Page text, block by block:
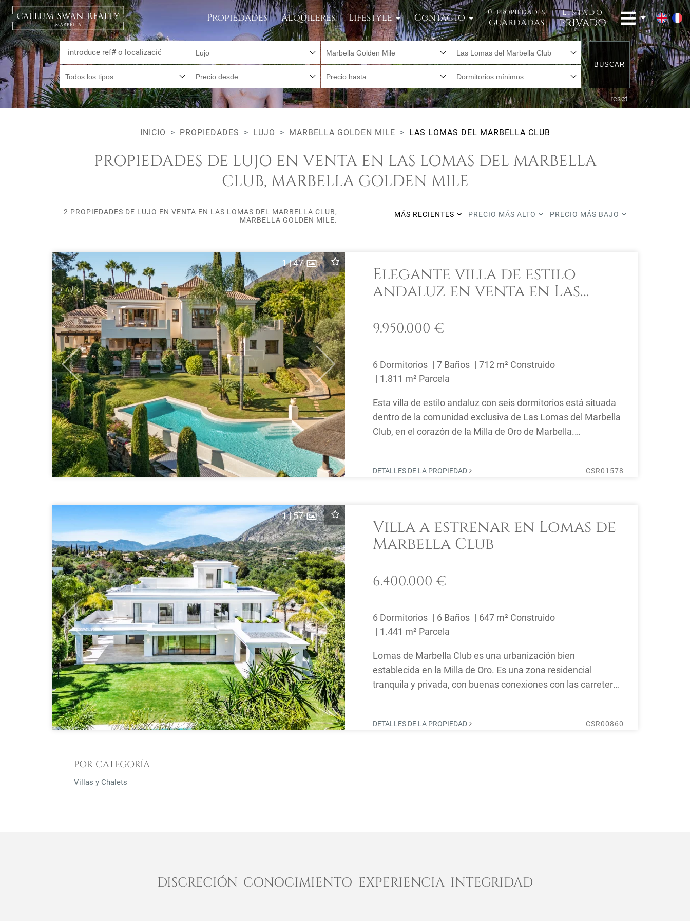
Propiedades Alquileres Lifestyle Contacto 0 propiedades
guardadas
LISTADO
PRIVADO
Lujo Marbella Golden Mile Las Lomas del Marbella Club
Todos los tipos Precio desde Precio hasta Dormitorios mínimos
BUSCAR
reset
INICIO PROPIEDADES LUJO MARBELLA GOLDEN MILE LAS LOMAS DEL MARBELLA CLUB
PROPIEDADES DE LUJO EN VENTA EN LAS LOMAS DEL MARBELLA
CLUB, MARBELLA GOLDEN MILE
2 PROPIEDADES DE LUJO EN VENTA EN LAS LOMAS DEL MARBELLA CLUB,
MARBELLA GOLDEN MILE.
MÁS RECIENTES PRECIO MÁS ALTO PRECIO MÁS BAJO
Previous Next
1|47
Elegante villa de estilo
andaluz en venta en Las
Lomas del Marbella Club,
Milla de Oro
9.950.000 €
6 Dormitorios 7 Baños
712 m² Construido
1.811 m² Parcela
Esta villa de estilo andaluz con seis dormitorios está situada
dentro de la comunidad exclusiva de Las Lomas del Marbella
Club, en el corazón de la Milla de Oro de Marbella.
DETALLES DE LA PROPIEDAD CSR01578
Previous Next
1|57
Villa a estrenar en Lomas de
Marbella Club
6.400.000 €
6 Dormitorios 6 Baños
647 m² Construido
1.441 m² Parcela
Lomas de Marbella Club es una urbanización bien
establecida en la Milla de Oro. Es una zona residencial
tranquila y privada, con buenas conexiones con las carreteras
DETALLES DE LA PROPIEDAD CSR00860
POR CATEGORÍA
Villas y Chalets
DISCRECIÓN CONOCIMIENTO EXPERIENCIA INTEGRIDAD